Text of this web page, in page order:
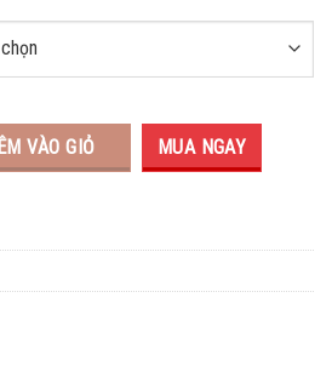
VÀO GIỎ MUA NGAY